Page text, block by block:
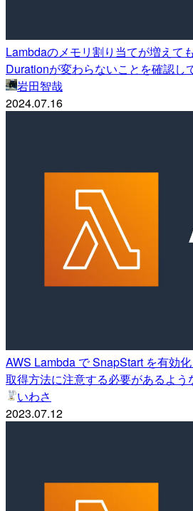
Lambdaのメモリ割り当てが増えて
Durationが変わらないことを確認し
岩田智哉
2024.07.16
AWS Lambda で SnapStart を有効
取得方法に注意する必要があるよう
いわさ
2023.07.12